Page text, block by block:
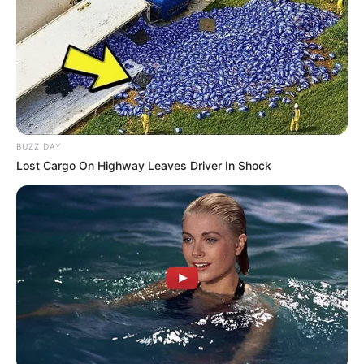
BUZZ DAY
Lost Cargo On Highway Leaves Driver In Shock